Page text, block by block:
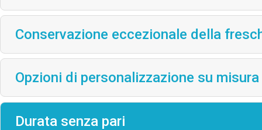
Conservazione eccezionale della
Opzioni di personalizzazione su misura
Durata senza pari